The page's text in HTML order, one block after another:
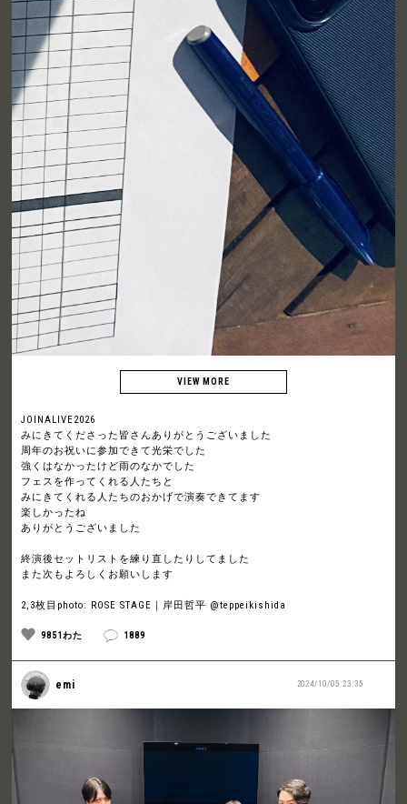
JOINALIVE2026
みにきてくださった皆さんありがとうございました
周年のお祝いに参加できて光栄でした
強くはなかったけど雨のなかでした
フェスを作ってくれる人たちと
みにきてくれる人たちのおかげで演奏できてます
楽しかったね
ありがとうございました
終演後セットリストを練り直したりしてました
また次もよろしくお願いします
2,3枚目photo: ROSE STAGE｜岸田哲平 @teppeikishida
9851わた 1889
2024/10/05 23:35
emi